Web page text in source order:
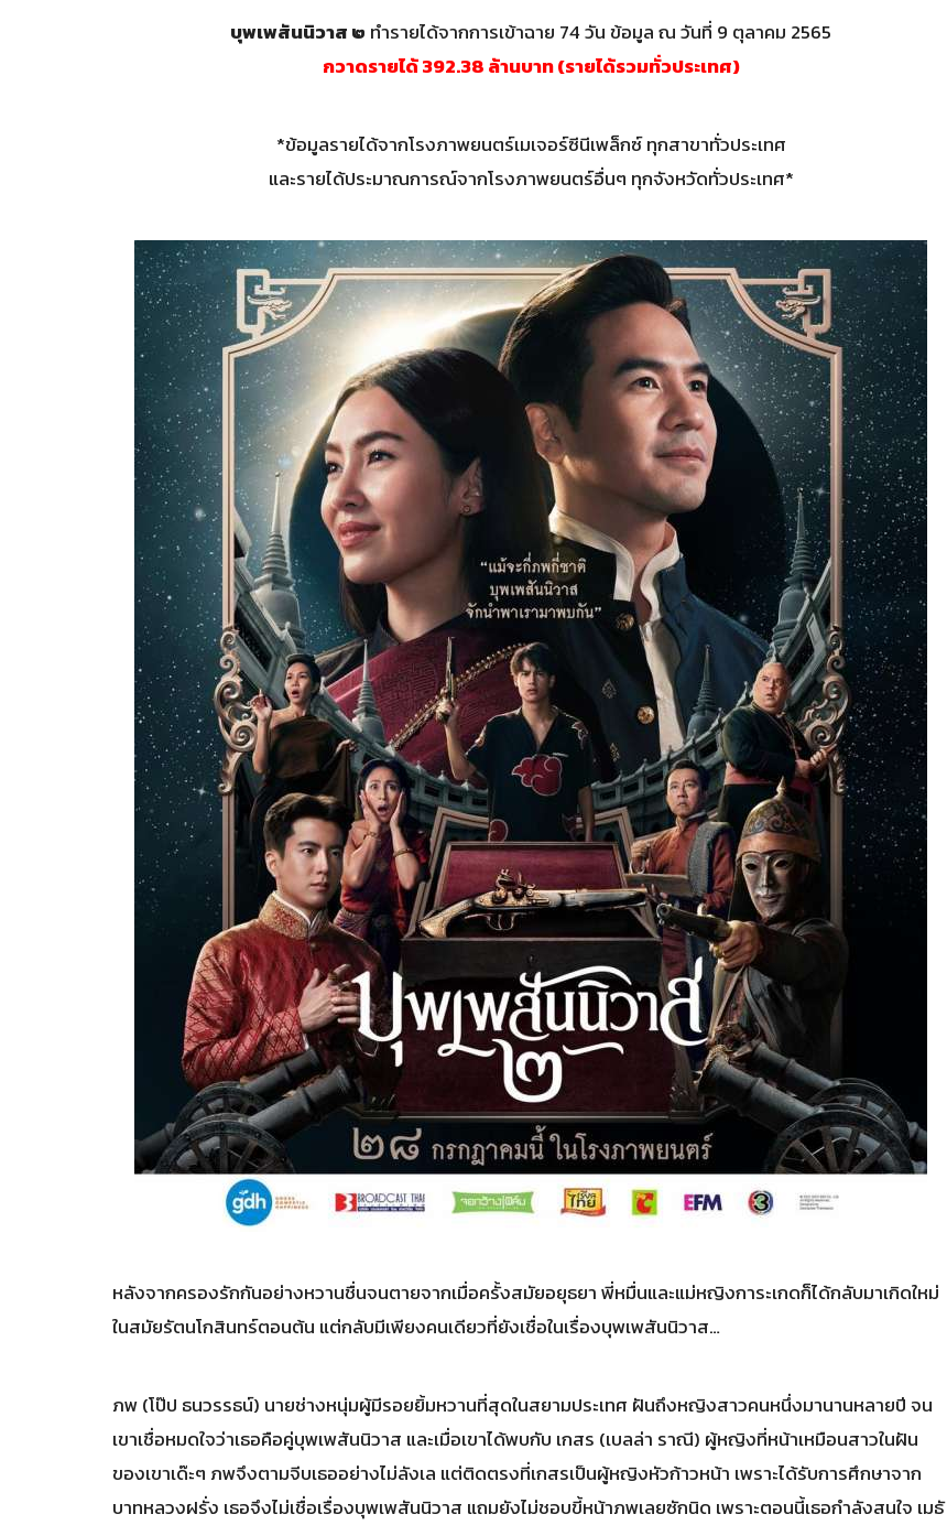
บุพเพสันนิวาส ๒ ทำรายได้จากการเข้าฉาย 74 วัน ข้อมูล ณ วันที่ 9 ตุลาคม 2565
กวาดรายได้ 392.38 ล้านบาท (รายได้รวมทั่วประเทศ)
*ข้อมูลรายได้จากโรงภาพยนตร์เมเจอร์ซีนีเพล็กซ์ ทุกสาขาทั่วประเทศ
และรายได้ประมาณการณ์จากโรงภาพยนตร์อื่นๆ ทุกจังหวัดทั่วประเทศ*
หลังจากครองรักกันอย่างหวานชื่นจนตายจากเมื่อครั้งสมัยอยุธยา พี่หมื่นและแม่หญิงการะเกดก็ได้กลับมาเกิดใหม่
ในสมัยรัตนโกสินทร์ตอนต้น แต่กลับมีเพียงคนเดียวที่ยังเชื่อในเรื่องบุพเพสันนิวาส…
ภพ (โป๊ป ธนวรรธน์) นายช่างหนุ่มผู้มีรอยยิ้มหวานที่สุดในสยามประเทศ ฝันถึงหญิงสาวคนหนึ่งมานานหลายปี จน
เขาเชื่อหมดใจว่าเธอคือคู่บุพเพสันนิวาส และเมื่อเขาได้พบกับ เกสร (เบลล่า ราณี) ผู้หญิงที่หน้าเหมือนสาวในฝัน
ของเขาเด๊ะๆ ภพจึงตามจีบเธออย่างไม่ลังเล แต่ติดตรงที่เกสรเป็นผู้หญิงหัวก้าวหน้า เพราะได้รับการศึกษาจาก
บาทหลวงฝรั่ง เธอจึงไม่เชื่อเรื่องบุพเพสันนิวาส แถมยังไม่ชอบขี้หน้าภพเลยซักนิด เพราะตอนนี้เธอกำลังสนใจ เมธั